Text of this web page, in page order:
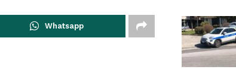
Whatsapp